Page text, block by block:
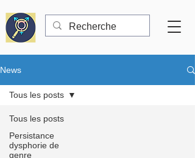
News
Tous les posts
Persistance
dysphorie de
genre
Tous les posts